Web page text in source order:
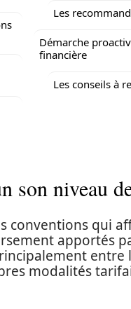
Les
Démarche
financière
Les conseils à
son niveau
conventions qui
apportés
entre
modalités